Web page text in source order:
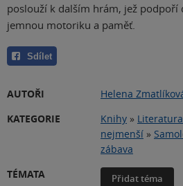
poslouží k dalším hrám, jež podpoří
jemnou motoriku a paměť.
Sdílet
AUTOŘI Helena
KATEGORIE
Knihy »
nejmenší »
zábava
TÉMATA
Přidat téma